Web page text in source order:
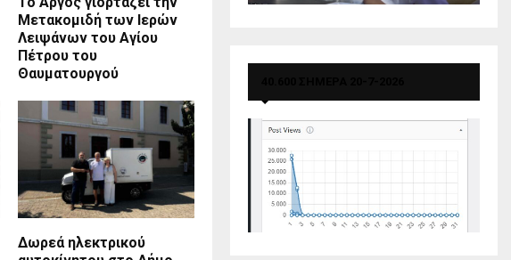
Μετακομιδή των Ιερών
Λειψάνων του Αγίου
Πέτρου του
Θαυματουργού
Δωρεά ηλεκτρικού